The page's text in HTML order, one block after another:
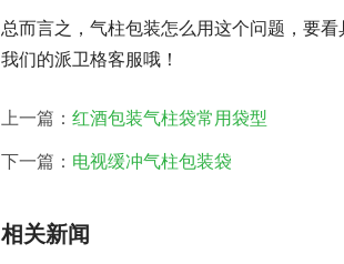
总而言之，气柱包装怎么用这个问题，要
我们的派卫格客服哦！
上一篇： 红酒包装气柱袋常用袋型
下一篇： 电视缓冲气柱包装袋
相关新闻